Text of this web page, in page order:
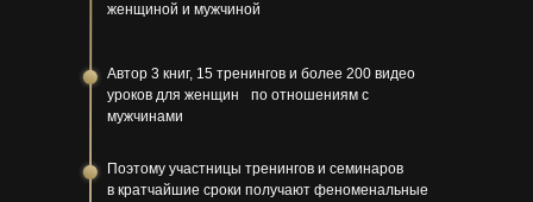
женщиной и мужчиной
Автор 3 книг, 15 тренингов и более 200 видео
уроков для женщин по отношениям с
мужчинами
Поэтому участницы тренингов и семинаров
в кратчайшие сроки получают феноменальные